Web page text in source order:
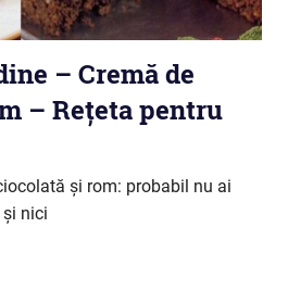
– Cremă de
– Rețeta pentru
și rom: probabil nu ai
nici